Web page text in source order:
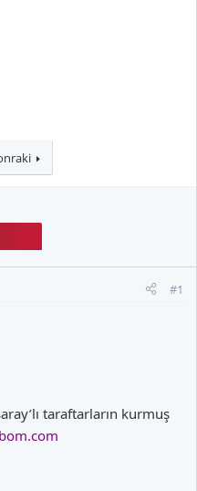
#1
taraftarların kurmuş